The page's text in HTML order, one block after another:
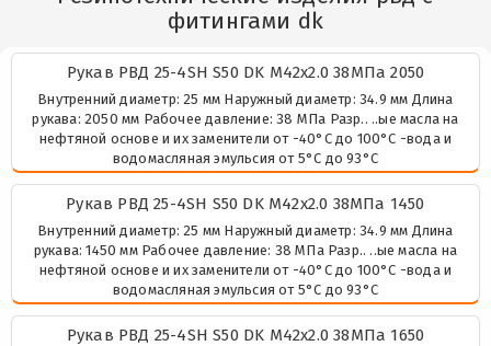
фитингами dk
Рукав РВД 25-4SH S50 DK М42х2.0 38МПа 2050
Внутренний диаметр: 25 мм Наружный диаметр: 34.9 мм Длина
рукава: 2050 мм Рабочее давление: 38 МПа Разр.. ..ые масла на
нефтяной основе и их заменители от -40°C до 100°C -вода и
водомасляная эмульсия от 5°C до 93°C
Рукав РВД 25-4SH S50 DK М42х2.0 38МПа 1450
Внутренний диаметр: 25 мм Наружный диаметр: 34.9 мм Длина
рукава: 1450 мм Рабочее давление: 38 МПа Разр.. ..ые масла на
нефтяной основе и их заменители от -40°C до 100°C -вода и
водомасляная эмульсия от 5°C до 93°C
Рукав РВД 25-4SH S50 DK М42х2.0 38МПа 1650